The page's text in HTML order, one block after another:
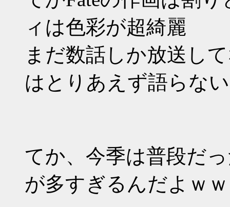
ィは色彩が超綺麗
まだ数話しか放送し
はとりあえず語らな
てか、今季は普段だ
が多すぎるんだよｗ